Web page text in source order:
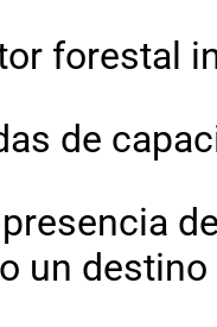
forestal
de
un